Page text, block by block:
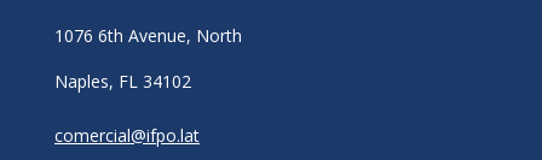
1076 6th Avenue, North
Naples, FL 34102
comercial@ifpo.lat